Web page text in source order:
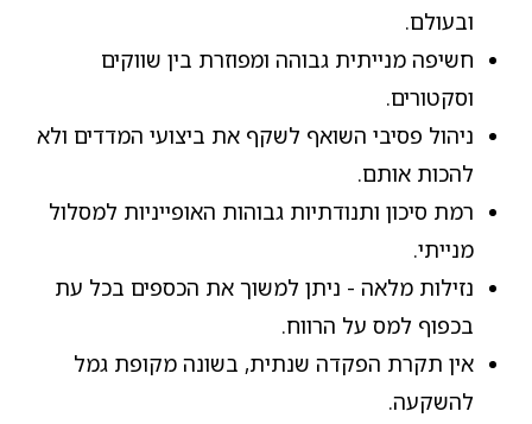
ובעולם.
חשיפה מנייתית גבוהה ומפוזרת בין שווקים
וסקטורים.
ניהול פסיבי השואף לשקף את ביצועי המדדים ולא
להכות אותם.
רמת סיכון ותנודתיות גבוהות האופייניות למסלול
מנייתי.
נזילות מלאה - ניתן למשוך את הכספים בכל עת
בכפוף למס על הרווח.
אין תקרת הפקדה שנתית, בשונה מקופת גמל
להשקעה.